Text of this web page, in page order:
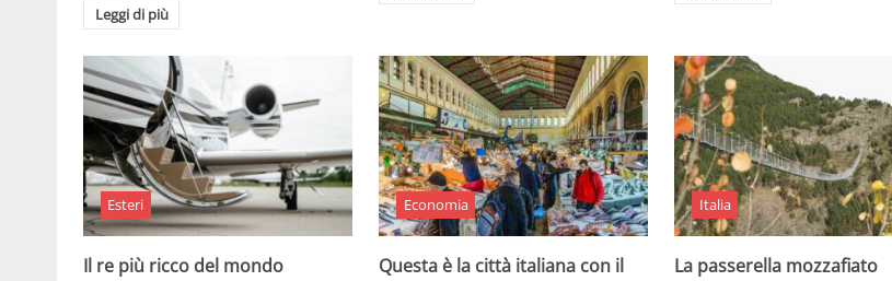
Leggi di più
Esteri
Il re più ricco del mondo
Economia
Questa è la città italiana con il
Italia
La passerella mozzafiato